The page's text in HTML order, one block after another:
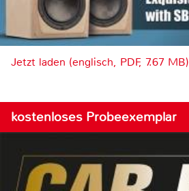
Jetzt laden (englisch, PDF, 7.67 MB)
kostenloses Probeexemplar